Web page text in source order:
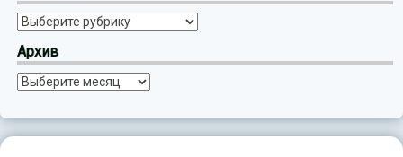
Рубрики
Архив
Архив